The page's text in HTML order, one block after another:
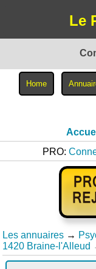
Le
PRO:
Les annuaires →
1420 Braine-l'Alleud